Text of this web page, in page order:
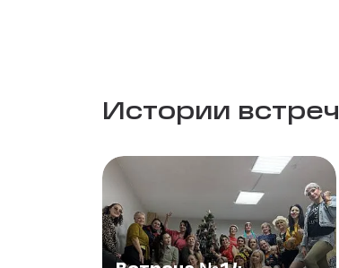
Истории встреч